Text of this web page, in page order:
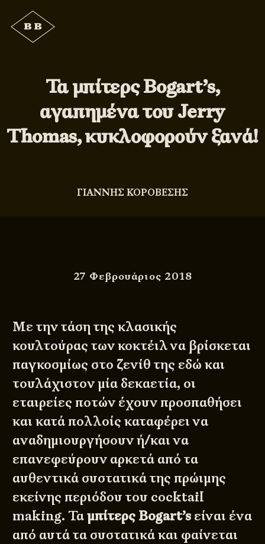
Τα μπίτερς Bogart’s,
αγαπημένα του Jerry
Thomas, κυκλοφορούν ξανά!
ΓΙΑΝΝΗΣ ΚΟΡΟΒΕΣΗΣ
27 Φεβρουάριος 2018
Με την τάση της κλασικής
κουλτούρας των κοκτέιλ να βρίσκεται
παγκοσμίως στο ζενίθ της εδώ και
τουλάχιστον μία δεκαετία, οι
εταιρείες ποτών έχουν προσπαθήσει
και κατά πολλοίς καταφέρει να
αναδημιουργήσουν ή/και να
επανεφεύρουν αρκετά από τα
αυθεντικά συστατικά της πρώιμης
εκείνης περιόδου του cocktail
making. Ταμπίτερς Bogart’s είναι ένα
από αυτά τα συστατικά και φαίνεται